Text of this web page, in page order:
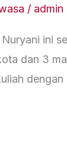
/ admin
ini
dan 3